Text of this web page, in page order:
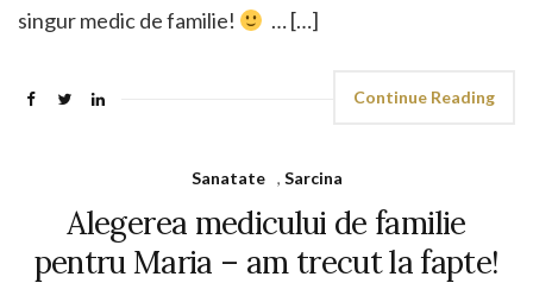
singur medic de familie!
… […]
Continue Reading
Sanatate , Sarcina
Alegerea medicului de familie
pentru Maria – am trecut la fapte!